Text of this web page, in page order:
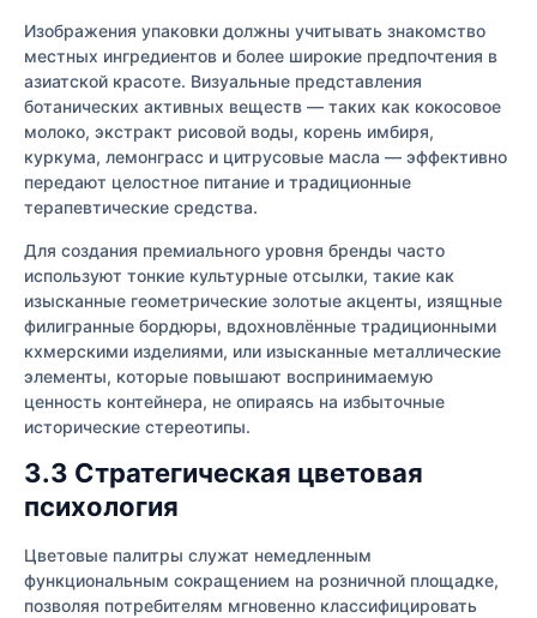
Изображения упаковки должны учитывать знакомство
местных ингредиентов и более широкие предпочтения в
азиатской красоте. Визуальные представления
ботанических активных веществ — таких как кокосовое
молоко, экстракт рисовой воды, корень имбиря,
куркума, лемонграсс и цитрусовые масла — эффективно
передают целостное питание и традиционные
терапевтические средства.
Для создания премиального уровня бренды часто
используют тонкие культурные отсылки, такие как
изысканные геометрические золотые акценты, изящные
филигранные бордюры, вдохновлённые традиционными
кхмерскими изделиями, или изысканные металлические
элементы, которые повышают воспринимаемую
ценность контейнера, не опираясь на избыточные
исторические стереотипы.
3.3 Стратегическая цветовая
психология
Цветовые палитры служат немедленным
функциональным сокращением на розничной площадке,
позволяя потребителям мгновенно классифицировать